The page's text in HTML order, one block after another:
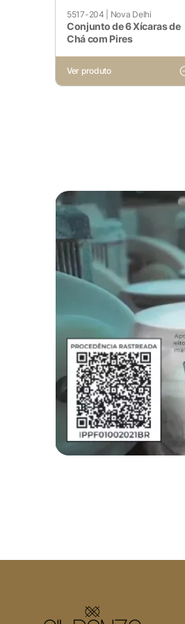
5517-204 Nova Delhi
Conjunto de 6 Xícaras de
Chá com Pires
Ver produto